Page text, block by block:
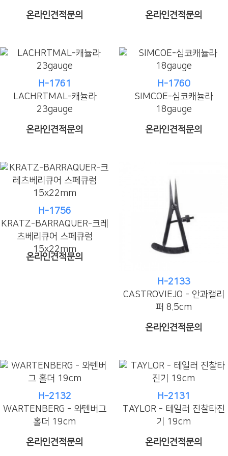
온라인견적문의 온라인견적문의
H-1761
LACHRTMAL-캐뉼라
23gauge
온라인견적문의
H-1760
SIMCOE-심코캐뉼라
18gauge
온라인견적문의
H-1756
KRATZ-BARRAQUER-크레
츠베리큐어 스페큐럼
15x22mm
온라인견적문의
H-2133
CASTROVIEJO - 안과캘리
퍼 8.5cm
온라인견적문의
H-2132
WARTENBERG - 와텐버그
홀더 19cm
온라인견적문의
H-2131
TAYLOR - 테일러 진찰타진
기 19cm
온라인견적문의